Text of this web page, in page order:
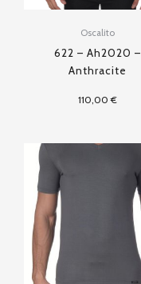
Oscalito
622 – Ah2020 –
Anthracite
110,00€